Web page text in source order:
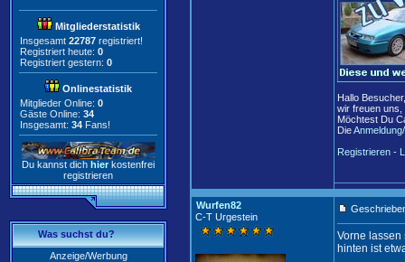
Mitgliederstatistik
Insgesamt 22787 registriert!
Registriert heute: 0
Registriert gestern: 0
Onlinestatistik
Mitglieder Online: 0
Gäste Online: 34
Insgesamt: 34 Fans!
Du kannst dich hier kostenfrei
registrieren
Was suchst du?
Anzeige/Werbung
Hallo Besucher,
wir freuen
Möchtest Du
Die
Registrieren -
Wurfen82
C-T Urgestein
Vorne lassen
hinten ist